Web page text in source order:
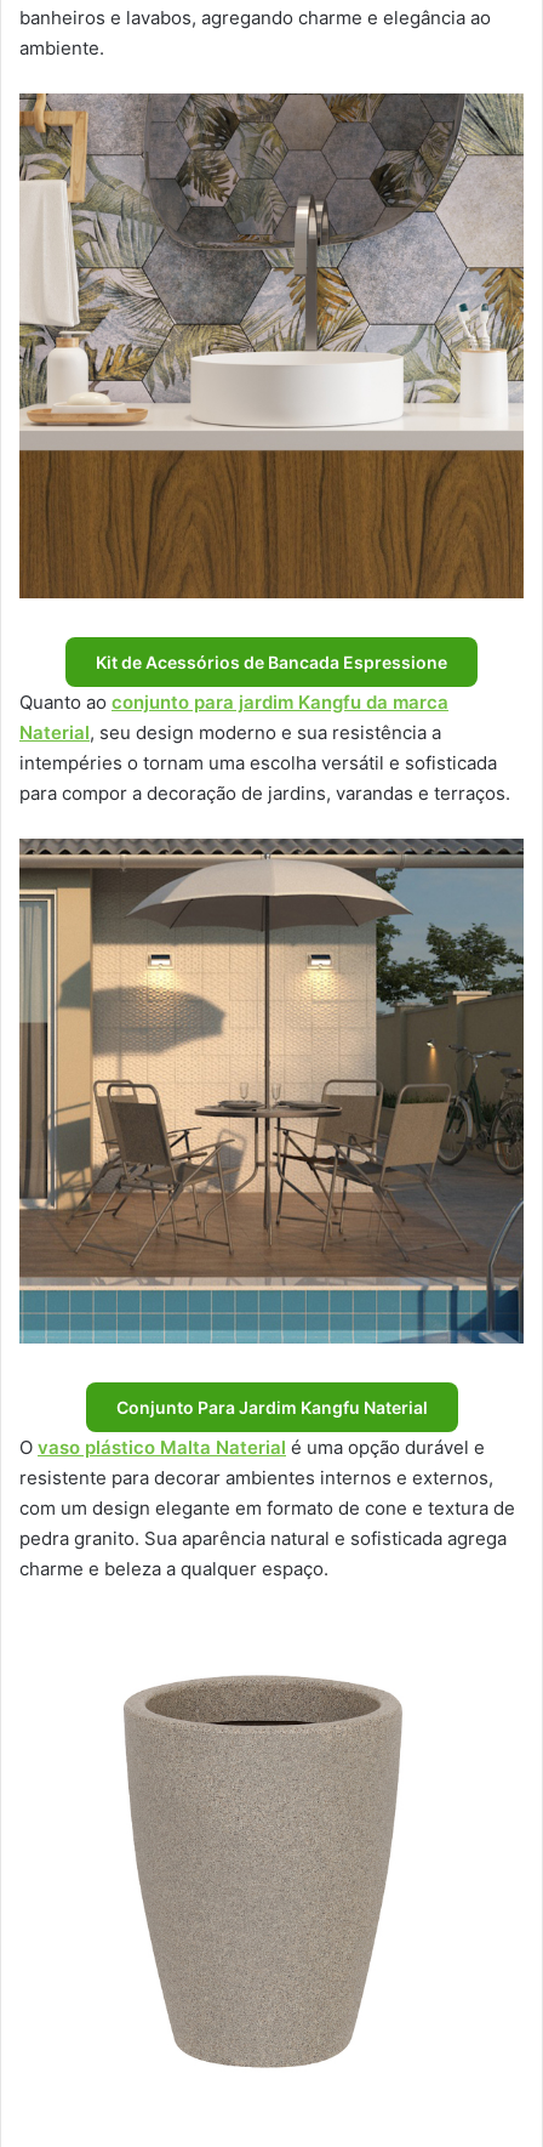
banheiros e lavabos, agregando charme e elegância ao
ambiente.
Kit de Acessórios de Bancada Espressione
Quanto ao conjunto para jardim Kangfu da marca
Naterial, seu design moderno e sua resistência a
intempéries o tornam uma escolha versátil e sofisticada
para compor a decoração de jardins, varandas e terraços.
Conjunto Para Jardim Kangfu Naterial
O vaso plástico Malta Naterial é uma opção durável e
resistente para decorar ambientes internos e externos,
com um design elegante em formato de cone e textura de
pedra granito. Sua aparência natural e sofisticada agrega
charme e beleza a qualquer espaço.